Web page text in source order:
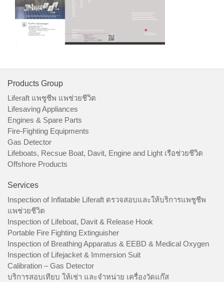
Products Group
Liferaft แพชูชีพ แพช่วยชีวิต
Lifesaving Appliances
Engines & Spare Parts
Fire-Fighting Equipments
Gas Detector
Lifeboats, Recsue Boat, Davit, Engine and Light เรือช่วยชีวิต
Offshore Products
Services
Inspection of Inflatable Liferaft ตรวจสอบและให้บริการแพชูชีพ
แพช่วยชีวิต
Inspection of Lifeboat, Davit & Release Hook
Portable Fire Fighting Extinguisher
Inspection of Breathing Apparatus & EEBD & Medical Oxygen
Inspection of Lifejacket & Immersion Suit
Calibration – Gas Detector
บริการสอบเทียบ ให้เช่า และจำหน่าย เครื่องวัดแก๊ส